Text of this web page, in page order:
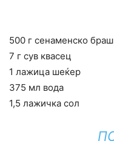
500 г сенаменско
7 г сув квасец
1 лажица шеќер
375 мл вода
1,5 лажичка сол